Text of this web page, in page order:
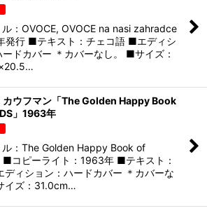
：OVOCE, OVOCE na nasi zahradce
発行 ■テキスト：チェコ語 ■エディシ
ードカバー ＊カバーなし。 ■サイズ：
カウフマン「The Golden Happy Book
」1963年
：The Golden Happy Book of
■コピーライト：1963年 ■テキスト：
ィション：ハードカバー ＊カバーな
イズ：31.0cm…